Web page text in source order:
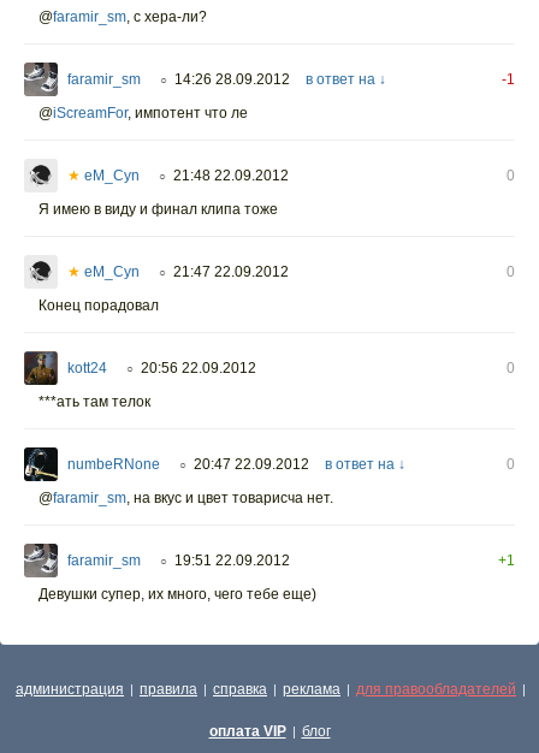
@faramir_sm, c хера-ли?
faramir_sm ○ 14:26 28.09.2012 в ответ на ↓
-1
@iScreamFor, импотент что ле
★ eM_Cyn ○ 21:48 22.09.2012
0
Я имею в виду и финал клипа тоже
★ eM_Cyn ○ 21:47 22.09.2012
0
Конец порадовал
kott24 ○ 20:56 22.09.2012
0
***ать там телок
numbeRNone ○ 20:47 22.09.2012 в ответ на ↓
0
@faramir_sm, на вкус и цвет товарисча нет.
faramir_sm ○ 19:51 22.09.2012
+1
Девушки супер, их много, чего тебе еще)
администрация | правила | справка | реклама | для правообладателей |
оплата VIP | блог